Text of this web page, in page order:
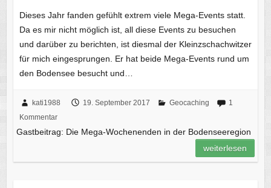
Dieses Jahr fanden gefühlt extrem viele Mega-Events statt.
Da es mir nicht möglich ist, all diese Events zu besuchen
und darüber zu berichten, ist diesmal der Kleinzschachwitzer
für mich eingesprungen. Er hat beide Mega-Events rund um
den Bodensee besucht und…
kati1988 19. September 2017 Geocaching
1
Kommentar
Gastbeitrag: Die Mega-Wochenenden in der Bodenseeregion
weiterlesen